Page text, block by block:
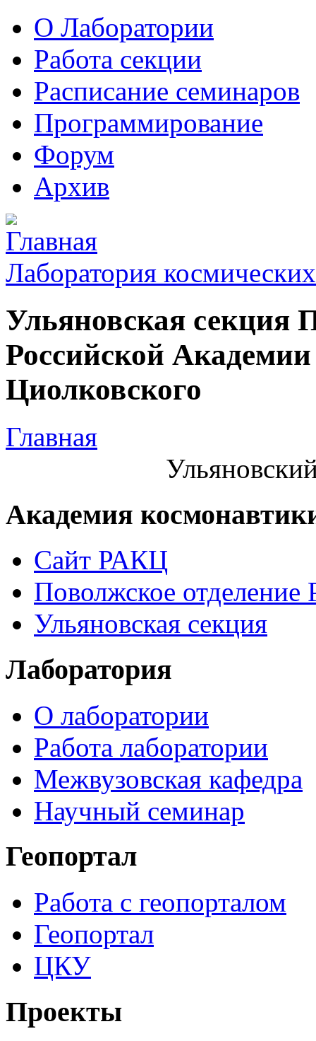
О Лаборатории
Работа секции
Расписание семинаров
Программирование
Форум
Архив
Лаборатория
Ульяновская секция
Российской
Циолковского
Главная
Академия
Сайт РАКЦ
Поволжское
Ульяновская секция
Лаборатория
О лаборатории
Работа лаборатории
Межвузовская кафедра
Научный семинар
Геопортал
Работа с геопорталом
Геопортал
ЦКУ
Проекты